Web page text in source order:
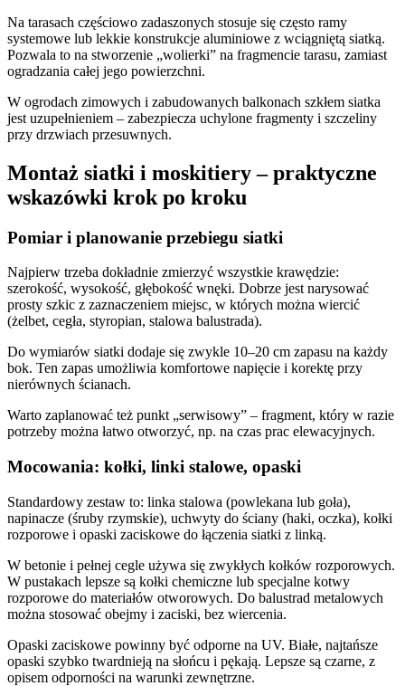
Na tarasach częściowo zadaszonych stosuje się często ramy
systemowe lub lekkie konstrukcje aluminiowe z wciągniętą siatką.
Pozwala to na stworzenie „wolierki” na fragmencie tarasu, zamiast
ogradzania całej jego powierzchni.
W ogrodach zimowych i zabudowanych balkonach szkłem siatka
jest uzupełnieniem – zabezpiecza uchylone fragmenty i szczeliny
przy drzwiach przesuwnych.
Montaż siatki i moskitiery – praktyczne
wskazówki krok po kroku
Pomiar i planowanie przebiegu siatki
Najpierw trzeba dokładnie zmierzyć wszystkie krawędzie:
szerokość, wysokość, głębokość wnęki. Dobrze jest narysować
prosty szkic z zaznaczeniem miejsc, w których można wiercić
(żelbet, cegła, styropian, stalowa balustrada).
Do wymiarów siatki dodaje się zwykle 10–20 cm zapasu na każdy
bok. Ten zapas umożliwia komfortowe napięcie i korektę przy
nierównych ścianach.
Warto zaplanować też punkt „serwisowy” – fragment, który w razie
potrzeby można łatwo otworzyć, np. na czas prac elewacyjnych.
Mocowania: kołki, linki stalowe, opaski
Standardowy zestaw to: linka stalowa (powlekana lub goła),
napinacze (śruby rzymskie), uchwyty do ściany (haki, oczka), kołki
rozporowe i opaski zaciskowe do łączenia siatki z linką.
W betonie i pełnej cegle używa się zwykłych kołków rozporowych.
W pustakach lepsze są kołki chemiczne lub specjalne kotwy
rozporowe do materiałów otworowych. Do balustrad metalowych
można stosować obejmy i zaciski, bez wiercenia.
Opaski zaciskowe powinny być odporne na UV. Białe, najtańsze
opaski szybko twardnieją na słońcu i pękają. Lepsze są czarne, z
opisem odporności na warunki zewnętrzne.